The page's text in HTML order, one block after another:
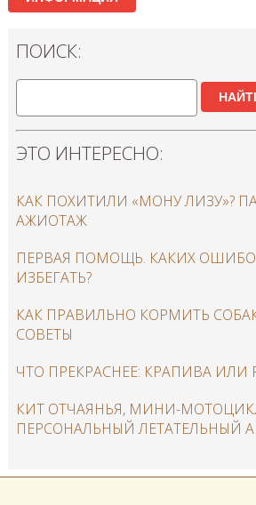
ПОИСК:
ЭТО ИНТЕРЕСНО:
КАК ПОХИТИЛИ «МОНУ ЛИЗУ»?
АЖИОТАЖ
ПЕРВАЯ ПОМОЩЬ. КАКИХ
ИЗБЕГАТЬ?
КАК ПРАВИЛЬНО КОРМИТЬ
СОВЕТЫ
ЧТО ПРЕКРАСНЕЕ: КРАПИВА ИЛИ
КИТ ОТЧАЯНЬЯ, МИНИ-
ПЕРСОНАЛЬНЫЙ ЛЕТАТЕЛЬНЫЙ